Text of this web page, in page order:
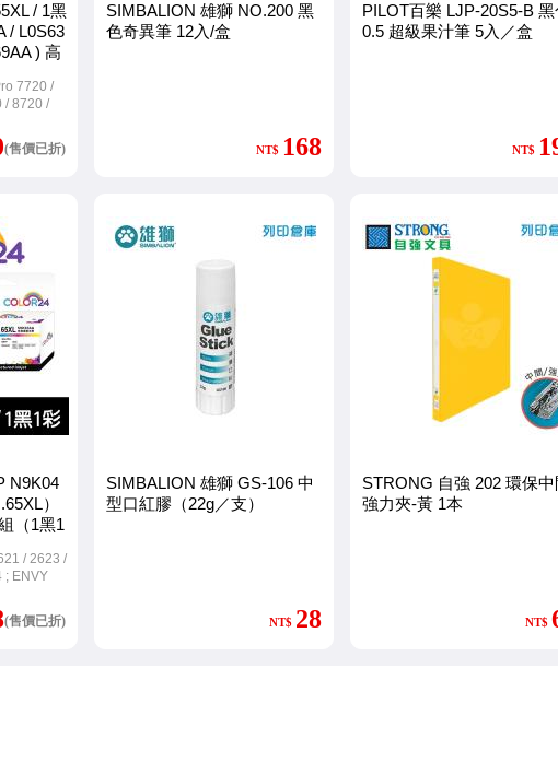
/ 1黑
/ L0S63
) 高
7720 /
/ 8720 /
(售價已折)
SIMBALION 雄獅 NO.200 黑
色奇異筆 12入/盒
NT$ 168
PILOT百樂 LJP-20S5-B 黑
0.5 超級果汁筆 5入／盒
NT$
N9K04
）
（1黑1
/ 2623 /
; ENVY
(售價已折)
SIMBALION 雄獅 GS-106 中
型口紅膠（22g／支）
NT$ 28
STRONG 自強 202 環保中
強力夾-黃 1本
NT$